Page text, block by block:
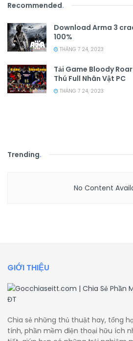
Recommended.
Download Arma 3
100%
THÁNG 7 24, 2023
Tải Game Bloody
Thú Full Nhân Vật PC
THÁNG 7 24, 2023
Trending.
No Content
GIỚI THIỆU
Chia sẻ những thủ thuật hay, tổng
tính, phần mềm điện thoại hữu ích